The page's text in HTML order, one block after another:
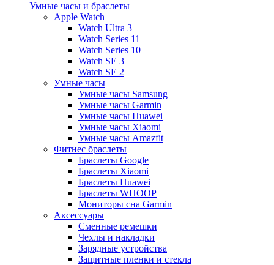
Умные часы и браслеты
Apple Watch
Watch Ultra 3
Watch Series 11
Watch Series 10
Watch SE 3
Watch SE 2
Умные часы
Умные часы Samsung
Умные часы Garmin
Умные часы Huawei
Умные часы Xiaomi
Умные часы Amazfit
Фитнес браслеты
Браслеты Google
Браслеты Xiaomi
Браслеты Huawei
Браслеты WHOOP
Мониторы сна Garmin
Аксессуары
Сменные ремешки
Чехлы и накладки
Зарядные устройства
Защитные пленки и стекла